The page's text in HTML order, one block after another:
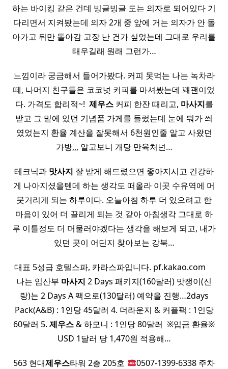
하는 바이킹 같은 건데 빙글빙글 도는 의자로 되어있다​ 기
다리면서 지켜봤는데​ 의자 2개 중 앞에 거는 의자가 안 돌
아가고 뒤만 돌아감 고장 난 건가 싶었는데 그대로 우리를
태우길래 원래 그런가…
느낌이라 궁금해서 들어가봤다. 커피 못먹는 나는 녹차라
떼, 나머지 친구들은 코코넛 커피를 마셔봤는데 꽤괜이었
다. 가격도 합리적~! ​ 제우스커피 한잔 때리고, 마사지를
받고 그 밑에 있던 기념품 가게를 들렀는데 눈에 뭐가 씌
였었는지 환율 계산을 잘못해서 6천원인줄 알고 사왔던
가방,,, 알고보니 개당 만육처넌…
테크닉과 맛사지 잘 받게 해드렸으면 좋아지시고 건강하
게 나아지셨을텐데 하는 생각도 떠올라 이곳 수유역에 머
뭇거리게 되는 하루이다. 오늘아침 하루 더 있으려고 한
마음이 있어 더 끌리게 되는 것 같아 아침생각 그대로 하
루 이틀정도 더 머물러야겠다는 생각을 해보게 되고, 내가
있던 곳이 어딘지 찾아보는 강북…
대표 5성급 호텔스파, 카라스파입니다. pf.kakao.com ​ ​ ​ ​
나는 임산부 마사지 2 Days 패키지(160달러) 맛쟁이(신
랑)는 2 Days A 팩으로(130달러) 예약을 진행…2days
Pack(A&B) : 1인당 45달러 4. 더라운지 & 커플팩 : 1인당
60달러 5. 제우스& 하모니 : 1인당 80달러 ​ ※입금 환율※
USD 1달러 당 1,470원 적용해…
563 현대제우스타워 2층 205호
0507-1399-6338 주차